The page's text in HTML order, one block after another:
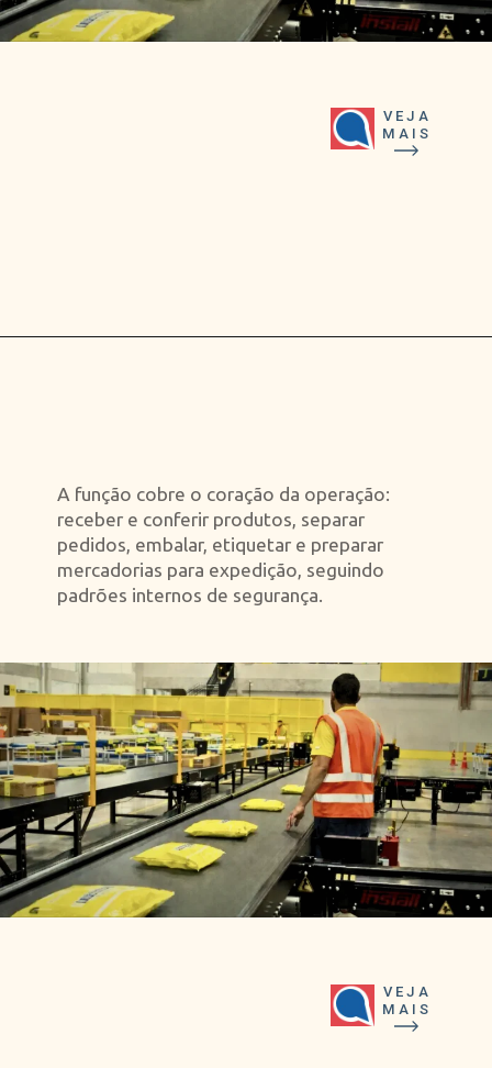
VEJA
MAIS
A função cobre o coração da operação:
receber e conferir produtos, separar
pedidos, embalar, etiquetar e preparar
mercadorias para expedição, seguindo
padrões internos de segurança.
VEJA
MAIS